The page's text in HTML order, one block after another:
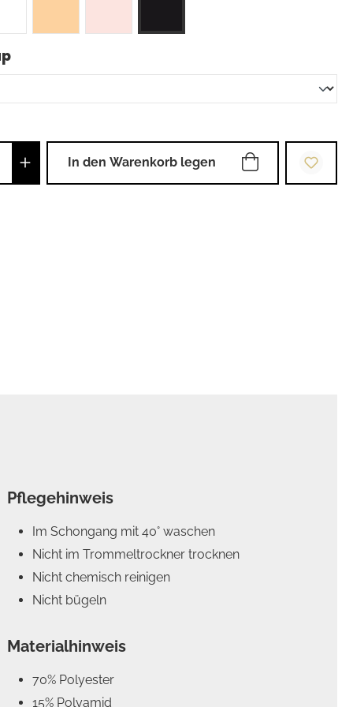
auswählen
Anzahl: Gib den gewünschten Wert
In den Warenkorb legen
Pflegehinweis
Im Schongang mit 40° waschen
Nicht im Trommeltrockner trocknen
Nicht chemisch reinigen
Nicht bügeln
Materialhinweis
70% Polyester
15% Polyamid